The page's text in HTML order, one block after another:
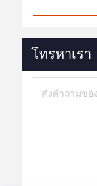
โทรหาเรา